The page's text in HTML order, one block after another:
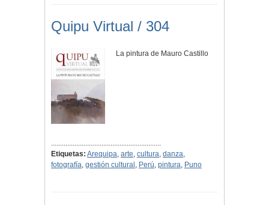
Quipu Virtual / 304
La pintura de Mauro Castillo
.............................................................
Etiquetas: Arequipa, arte, cultura, danza,
fotografía, gestión cultural , Perú, pintura, Puno